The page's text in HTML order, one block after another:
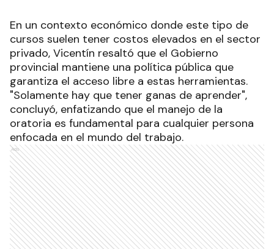
En un contexto económico donde este tipo de
cursos suelen tener costos elevados en el sector
privado, Vicentín resaltó que el Gobierno
provincial mantiene una política pública que
garantiza el acceso libre a estas herramientas.
"Solamente hay que tener ganas de aprender",
concluyó, enfatizando que el manejo de la
oratoria es fundamental para cualquier persona
enfocada en el mundo del trabajo.
Ads